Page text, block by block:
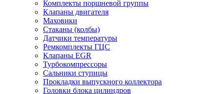
Комплекты поршневой группы
Клапаны двигателя
Маховики
Стаканы (колбы)
Датчики температуры
Ремкомплекты ГЦС
Клапаны EGR
Турбокомпрессоры
Сальники ступицы
Прокладки выпускного коллектора
Головки блока цилиндров